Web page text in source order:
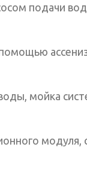
подачи
мойка